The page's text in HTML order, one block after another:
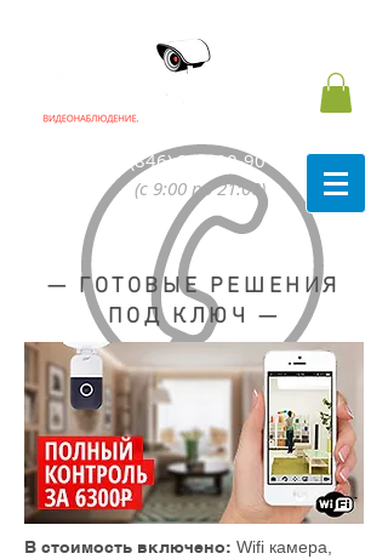
8 (846) 991-90-90
(с 9:00 по 21:00)
— ГОТОВЫЕ РЕШЕНИЯ
ПОД КЛЮЧ —
В стоимость включено: Wifi камера,